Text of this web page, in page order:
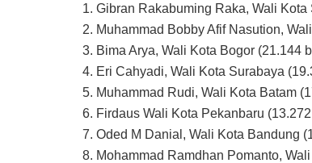
1. Gibran Rakabuming Raka, Wali
2. Muhammad Bobby Afif Nasution,
3. Bima Arya, Wali Kota Bogor (21.144
4. Eri Cahyadi, Wali Kota Surabaya
5. Muhammad Rudi, Wali Kota Batam
6. Firdaus Wali Kota Pekanbaru
7. Oded M Danial, Wali Kota Bandung
8. Mohammad Ramdhan Pomanto,